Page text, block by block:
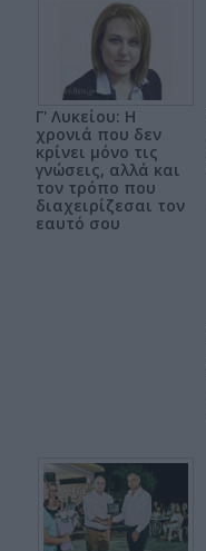
Γ' Λυκείου: Η
χρονιά που δεν
κρίνει μόνο τις
γνώσεις, αλλά και
τον τρόπο που
διαχειρίζεσαι τον
εαυτό σου